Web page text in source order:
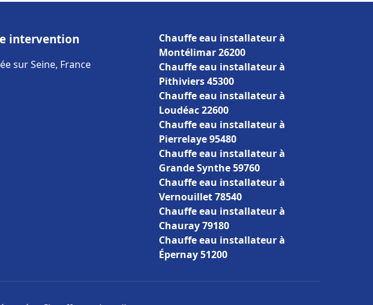
intervention
sur Seine, France
Chauffe eau installateur à
Montélimar 26200
Chauffe eau installateur à
Pithiviers 45300
Chauffe eau installateur à
Loudéac 22600
Chauffe eau installateur à
Pierrelaye 95480
Chauffe eau installateur à
Grande Synthe 59760
Chauffe eau installateur à
Vernouillet 78540
Chauffe eau installateur à
Chauray 79180
Chauffe eau installateur à
Épernay 51200